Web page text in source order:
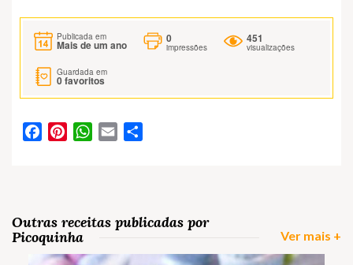
Publicada em
Mais de um ano
0
impressões
451
visualizações
Guardada em
0favoritos
FacebookPinterestWhatsApp
Email
Outras receitas publicadas por
Picoquinha
Ver mais +